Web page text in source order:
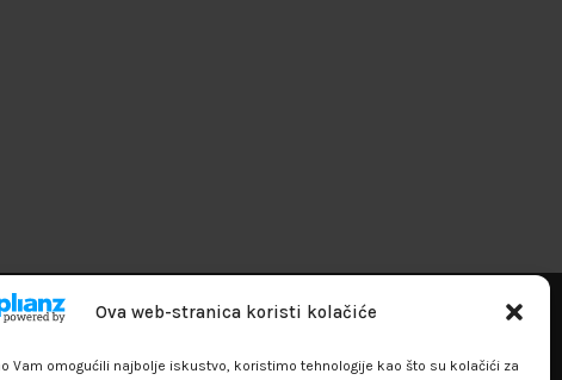
Ova web-stranica koristi kolačiće
Vam omogućili najbolje iskustvo, koristimo tehnologije kao što su kolačići za
info@flakhobby.com